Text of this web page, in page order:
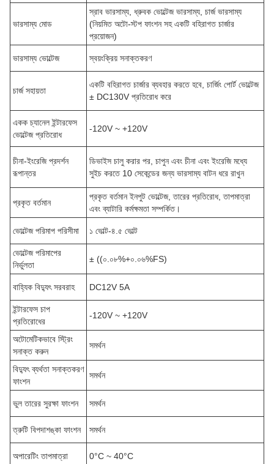
ভারসাম্য মোড
স্রাব ভারসাম্য, ধ্রুবক ভোল্টেজ ভারসাম্য, চার্জ ভারসাম্য
(নিয়মিত অটো-স্টপ ফাংশন সহ একটি বহিরাগত চার্জার
প্রয়োজন)
ভারসাম্য ভোল্টেজ স্বয়ংক্রিয় সনাক্তকরণ
চার্জ সহায়তা
একটি বহিরাগত চার্জার ব্যবহার করতে হবে, চার্জিং পোর্ট ভোল্টেজ
± DC130V প্রতিরোধ করে
একক চ্যানেল ইন্টারফেস
ভোল্টেজ প্রতিরোধ
-120V ~ +120V
চীনা-ইংরেজি প্রদর্শন
রূপান্তর
ডিভাইস চালু করার পর, চাপুন এবং চীনা এবং ইংরেজি মধ্যে
সুইচ করতে 10 সেকেন্ডের জন্য ভারসাম্য বাটন ধরে রাখুন
প্রকৃত বর্তমান
প্রকৃত বর্তমান ইনপুট ভোল্টেজ, তারের প্রতিরোধ, তাপমাত্রা
এবং ব্যাটারি কর্মক্ষমতা সম্পর্কিত।
ভোল্টেজ পরিমাপ পরিসীমা ১ ভোল্ট-৪.৫ ভোল্ট
ভোল্টেজ পরিমাপের
নির্ভুলতা
± ((০.০৮%+০.০৬%FS)
বাহ্যিক বিদ্যুৎ সরবরাহ DC12V 5A
ইন্টারফেস চাপ
প্রতিরোধের
-120V ~ +120V
অটোমেটিকভাবে স্ট্রিং
সনাক্ত করুন
সমর্থন
বিদ্যুৎ ব্যর্থতা সনাক্তকরণ
ফাংশন
সমর্থন
ভুল তারের সুরক্ষা ফাংশন সমর্থন
ত্রুটি বিপদাশঙ্কা ফাংশন সমর্থন
অপারেটিং তাপমাত্রা 0°C ~ 40°C